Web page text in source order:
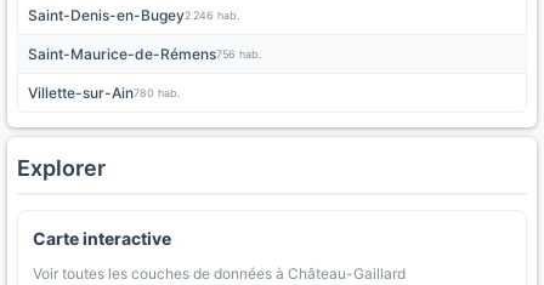
Saint-Denis-en-Bugey2 246 hab.
Saint-Maurice-de-Rémens756 hab.
Villette-sur-Ain780 hab.
Explorer
Carte interactive
Voir toutes les couches de données à Château-Gaillard